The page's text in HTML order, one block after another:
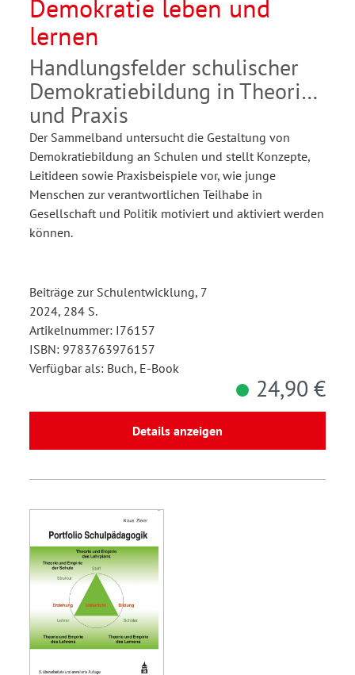
Demokratie leben und
lernen
Handlungsfelder schulischer
Demokratiebildung in Theorie
und Praxis
Der Sammelband untersucht die Gestaltung von
Demokratiebildung an Schulen und stellt Konzepte,
Leitideen sowie Praxisbeispiele vor, wie junge
Menschen zur verantwortlichen Teilhabe in
Gesellschaft und Politik motiviert und aktiviert werden
können.
Beiträge zur Schulentwicklung, 7
2024, 284 S.
Artikelnummer: I76157
ISBN: 9783763976157
Verfügbar als: Buch, E-Book
24,90 €
Details anzeigen